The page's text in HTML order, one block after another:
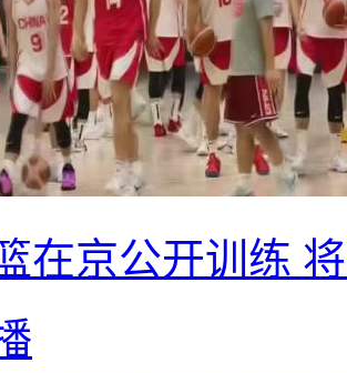
在京公开训练